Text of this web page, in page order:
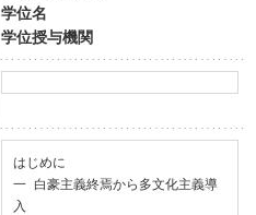
学位名
学位授与機関
はじめに
一 白豪主義終焉から多文化主義導
入